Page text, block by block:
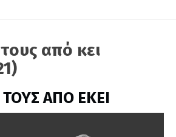
από κει
ΑΠΟ ΕΚΕΙ